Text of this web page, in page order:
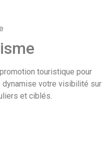
touristique pour
dynamise votre visibilité sur
et ciblés.